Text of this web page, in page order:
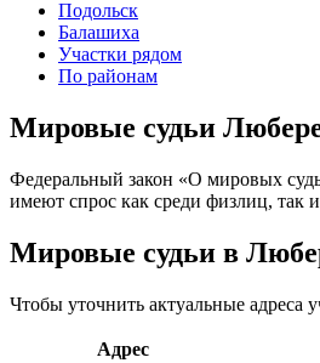
Подольск
Балашиха
Участки рядом
По районам
Мировые судьи
Федеральный закон «О мировых
имеют спрос как среди физлиц, так
Мировые судьи в
Чтобы уточнить актуальные адреса
Адрес